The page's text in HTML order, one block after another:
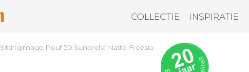
COLLECTIE INSPIRATIE
Sittingimage Pouf 50 Sunbrella Natté Freesia